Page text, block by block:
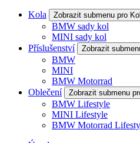
Kola Zobrazit submenu pro
BMW sady kol
MINI sady kol
Příslušenství
Zobrazit
BMW
MINI
BMW Motorrad
Oblečení
Zobrazit submenu
BMW Lifestyle
MINI Lifestyle
BMW Motorrad